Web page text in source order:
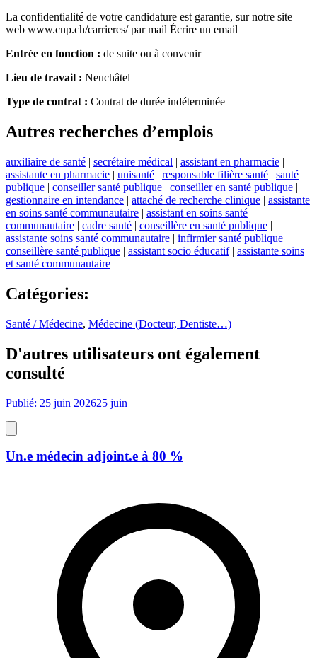
La confidentialité de votre candidature est garantie, sur notre site
web www.cnp.ch/carrieres/ par mail Écrire un email
Entrée en fonction : de suite ou à convenir
Lieu de travail : Neuchâtel
Type de contrat : Contrat de durée indéterminée
Autres recherches d’emplois
auxiliaire de santé | secrétaire médical | assistant en pharmacie |
assistante en pharmacie | unisanté | responsable filière santé | santé
publique | conseiller santé publique | conseiller en santé publique |
gestionnaire en intendance | attaché de recherche clinique | assistante
en soins santé communautaire | assistant en soins santé
communautaire | cadre santé | conseillère en santé publique |
assistante soins santé communautaire | infirmier santé publique |
conseillère santé publique | assistant socio éducatif| assistante soins
et santé communautaire
Catégories:
Santé / Médecine, Médecine (Docteur, Dentiste…)
D'autres utilisateurs ont également
consulté
Publié: 25 juin 202625 juin
Un.e médecin adjoint.e à 80 %